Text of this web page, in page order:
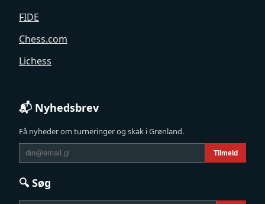
FIDE
Chess.com
Lichess
📬 Nyhedsbrev
Få nyheder om turneringer og skak i Grønland.
Tilmeld
🔍 Søg